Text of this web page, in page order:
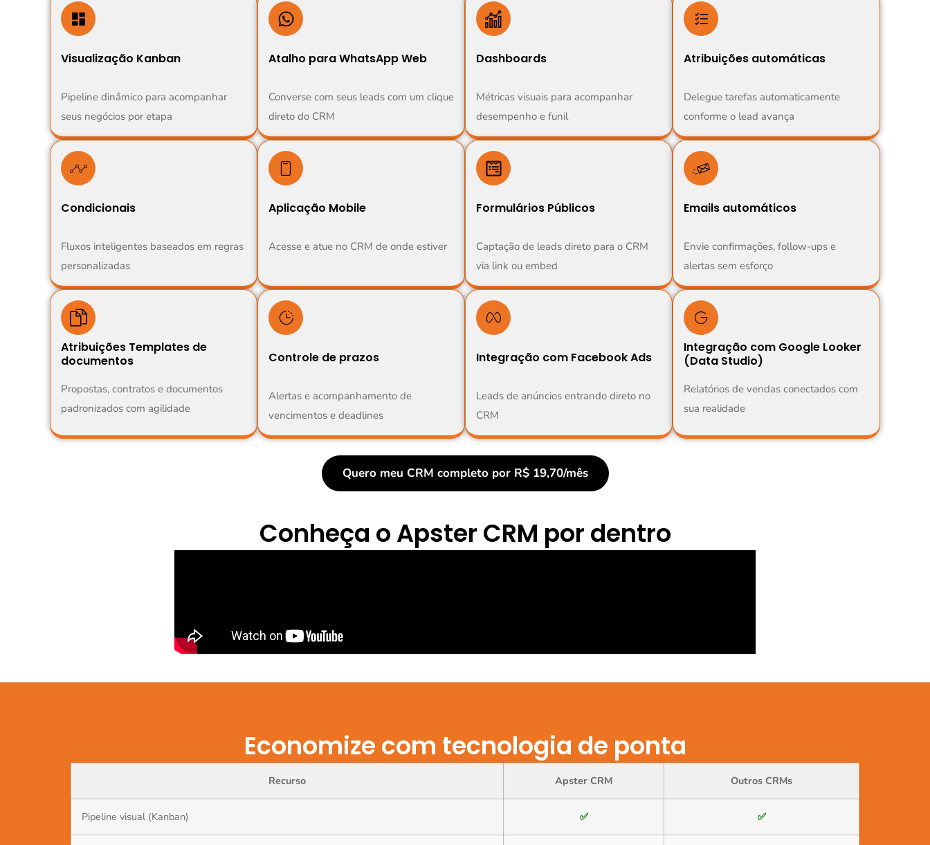
Visualização Kanban
Pipeline dinâmico para acompanhar
seus negócios por etapa
Atalho para WhatsApp Web
Converse com seus leads com um clique
direto do CRM
Dashboards
Métricas visuais para acompanhar
desempenho e funil
Atribuições automáticas
Delegue tarefas automaticamente
conforme o lead avança
Condicionais
Fluxos inteligentes baseados em regras
personalizadas
Aplicação Mobile
Acesse e atue no CRM de onde estiver
Formulários Públicos
Captação de leads direto para o CRM
via link ou embed
Emails automáticos
Envie confirmações, follow-ups e
alertas sem esforço
Atribuições Templates de
documentos
Propostas, contratos e documentos
padronizados com agilidade
Controle de prazos
Alertas e acompanhamento de
vencimentos e deadlines
Integração com Facebook Ads
Leads de anúncios entrando direto no
CRM
Integração com Google Looker
(Data Studio)
Relatórios de vendas conectados com
sua realidade
Quero meu CRM completo por R$ 19,70/mês
Conheça o Apster CRM por dentro
Economize com tecnologia de ponta
Recurso Apster CRM Outros CRMs
Pipeline visual (Kanban) ✅ ✅